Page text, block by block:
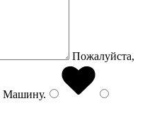
Пожалуйста,
Машину.